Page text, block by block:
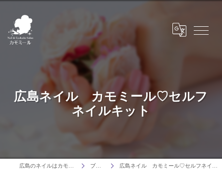
広島ネイル カモミール♡セルフ
ネイルキット
ブログ 広島ネイル カモミール♡セルフネイルキット